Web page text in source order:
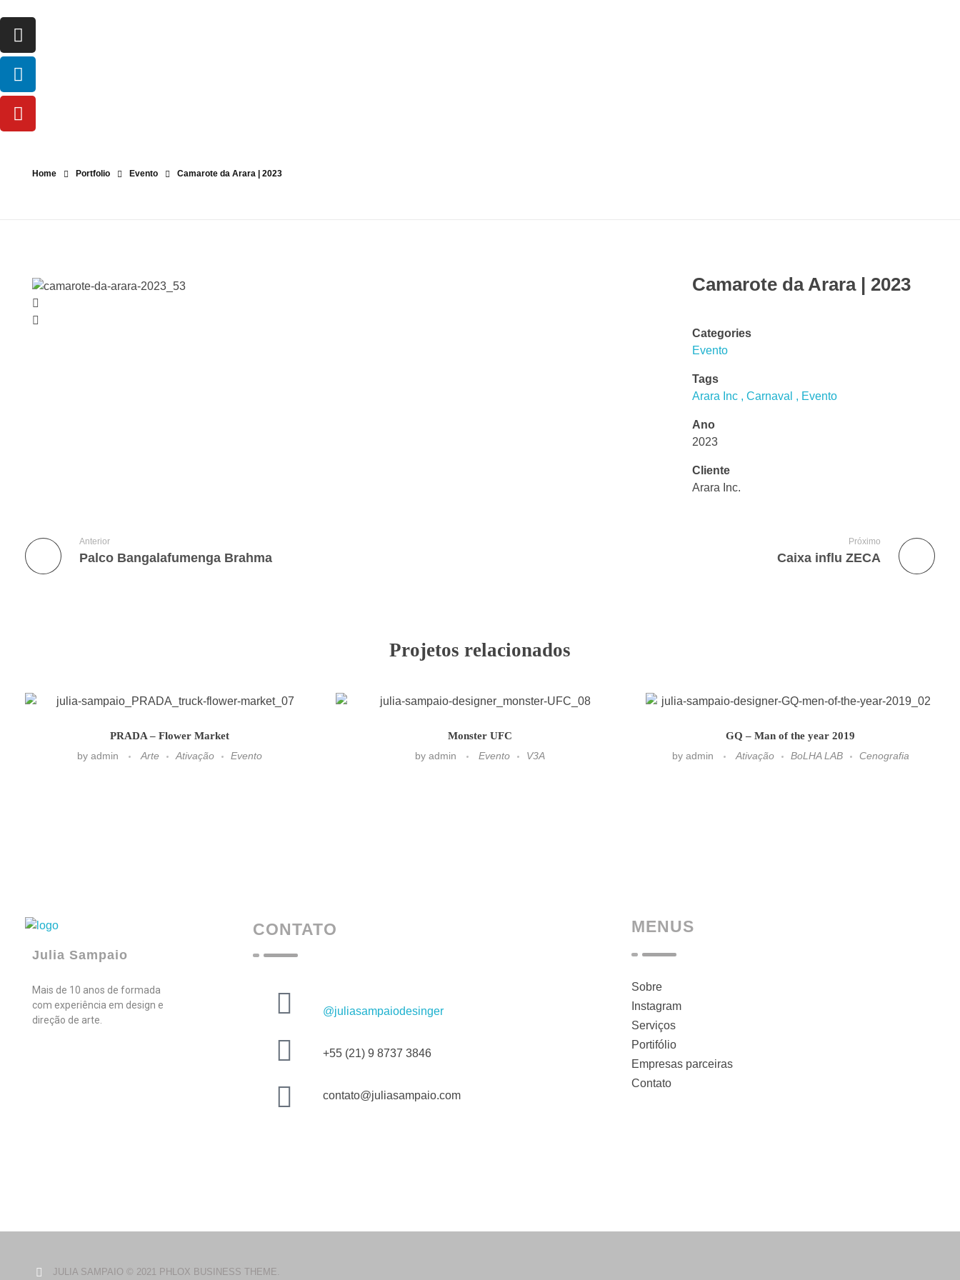
Julia Sampaio
Julia Sampaio Designer
Home Portfolio Evento Camarote da Arara | 2023
Camarote da Arara | 2023
Categories
Evento
Tags
Arara Inc
Carnaval Evento
Ano
2023
Cliente
Arara Inc.
Anterior
Palco Bangalafumenga Brahma
Próximo
Caixa influ ZECA
Projetos relacionados
PRADA – Flower Market
by admin Arte Ativação Evento
Monster UFC
by admin Evento V3A
GQ – Man of the year 2019
by admin Ativação BoLHA LAB Cenografia
Julia Sampaio
Mais de 10 anos de formada
com experiência em design e
direção de arte.
CONTATO
@juliasampaiodesinger
+55 (21) 9 8737 3846
contato@juliasampaio.com
MENUS
Sobre
Instagram
Serviços
Portifólio
Empresas parceiras
Contato
JULIA SAMPAIO © 2021 PHLOX BUSINESS THEME.